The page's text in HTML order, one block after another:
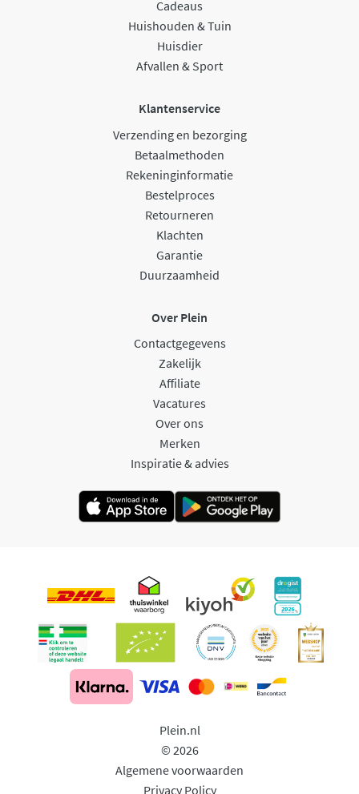
Cadeaus
Huishouden & Tuin
Huisdier
Afvallen & Sport
Klantenservice
Verzending en bezorging
Betaalmethoden
Rekeninginformatie
Bestelproces
Retourneren
Klachten
Garantie
Duurzaamheid
Over Plein
Contactgegevens
Zakelijk
Affiliate
Vacatures
Over ons
Merken
Inspiratie & advies
Plein.nl
© 2026
Algemene voorwaarden
Privacy Policy